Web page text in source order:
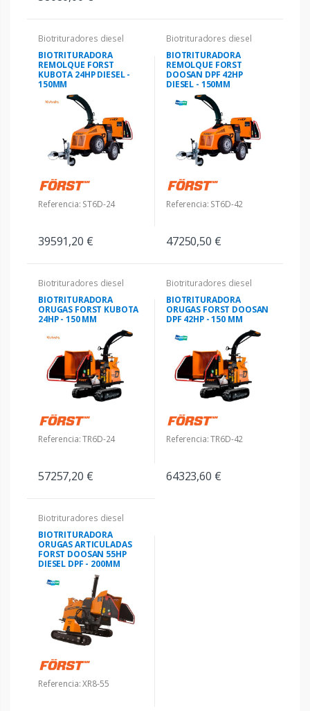
Biotrituradores diesel
BIOTRITURADORA
REMOLQUE FORST
KUBOTA 24HP DIESEL -
150MM
Referencia: ST6D-24
39591,20 €
Biotrituradores diesel
BIOTRITURADORA
REMOLQUE FORST
DOOSAN DPF 42HP
DIESEL - 150MM
Referencia: ST6D-42
47250,50 €
Biotrituradores diesel
BIOTRITURADORA
ORUGAS FORST KUBOTA
24HP - 150 MM
Referencia: TR6D-24
57257,20 €
Biotrituradores diesel
BIOTRITURADORA
ORUGAS FORST DOOSAN
DPF 42HP - 150 MM
Referencia: TR6D-42
64323,60 €
Biotrituradores diesel
BIOTRITURADORA
ORUGAS ARTICULADAS
FORST DOOSAN 55HP
DIESEL DPF - 200MM
Referencia: XR8-55